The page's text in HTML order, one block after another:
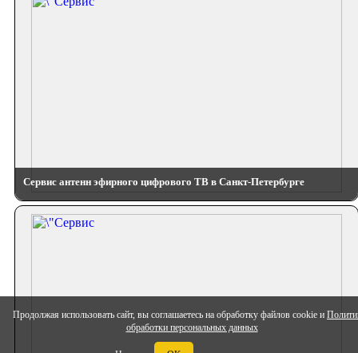
Продолжая использовать сайт, вы соглашаетесь на обработку файлов cookie и
обработки персональных данных
Сервис антенн эфирного цифрового ТВ в Санкт-Петербурге